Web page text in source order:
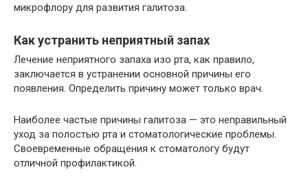
микрофлору для развития галитоза.
Как устранить неприятный запах
Лечение неприятного запаха изо рта, как правило,
заключается в устранении основной причины его
появления. Определить причину может только врач.
Наиболее частые причины галитоза — это неправильный
уход за полостью рта и стоматологические проблемы.
Своевременные обращения к стоматологу будут
отличной профилактикой.